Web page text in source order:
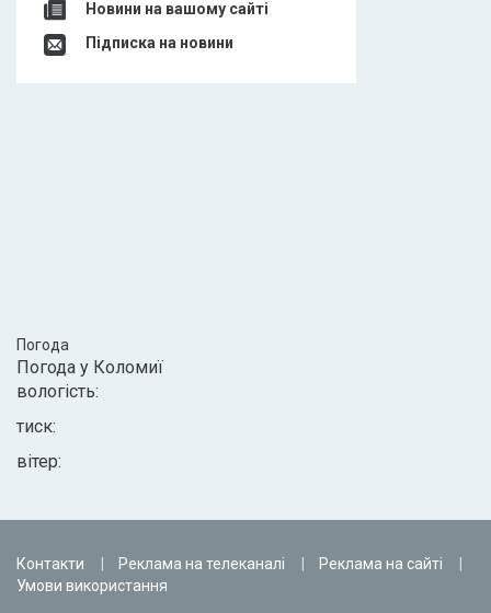
Новини на вашому сайті
Підписка на новини
Погода
Погода у Коломиї
вологість:
тиск:
вітер:
Контакти Реклама на телеканалі
Реклама на сайті
Умови використання